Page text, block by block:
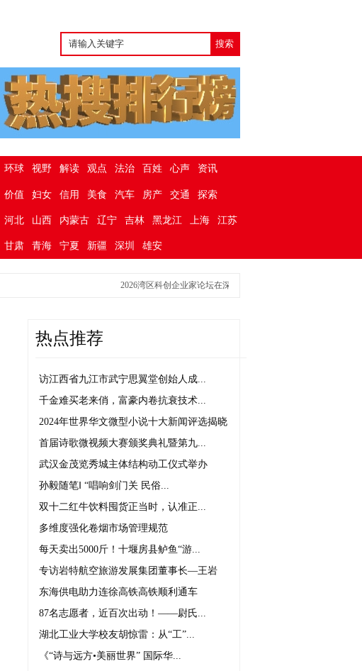
环球 视野 解读 观点 法治 百姓 心声 资讯
价值 妇女 信用 美食 汽车 房产 交通 探索
河北 山西 内蒙古 辽宁 吉林 黑龙江 上海 江苏
甘肃 青海 宁夏 新疆 深圳 雄安
2026湾区科创企业家论坛在深举行，正式发布双百强榜单
热点推荐
访江西省九江市武宁思翼堂创始人成...
千金难买老来俏，富豪内卷抗衰技术...
2024年世界华文微型小说十大新闻评选揭晓
首届诗歌微视频大赛颁奖典礼暨第九...
武汉金茂览秀城主体结构动工仪式举办
孙毅随笔‖ “唱响剑门关 民俗...
双十二红牛饮料囤货正当时，认准正...
多维度强化卷烟市场管理规范
每天卖出5000斤！十堰房县鲈鱼“游...
专访岩特航空旅游发展集团董事长—王岩
东海供电助力连徐高铁高铁顺利通车
87名志愿者，近百次出动！——尉氏...
湖北工业大学校友胡惊雷：从“工”...
《“诗与远方•美丽世界” 国际华...